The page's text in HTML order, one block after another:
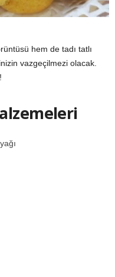
hem de tadı tatlı
vazgeçilmezi olacak.